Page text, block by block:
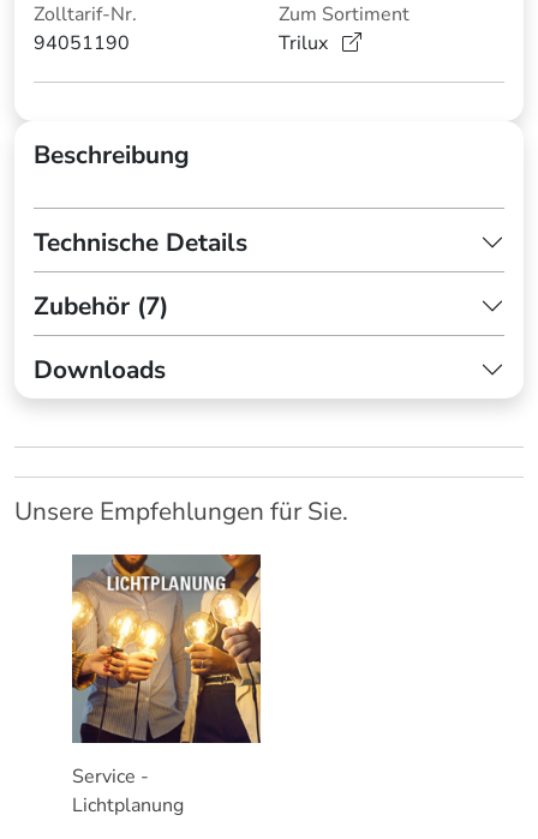
Zolltarif-Nr.
94051190
Zum Sortiment
Trilux
Beschreibung
Technische Details
Zubehör (7)
Downloads
Unsere Empfehlungen für Sie.
Service -
Lichtplanung